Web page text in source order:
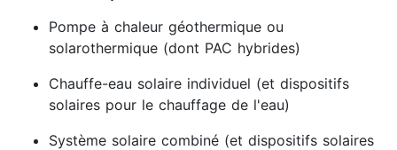
Pompe à chaleur géothermique ou
solarothermique (dont PAC hybrides)
Chauffe-eau solaire individuel (et dispositifs
solaires pour le chauffage de l'eau)
Système solaire combiné (et dispositifs solaires